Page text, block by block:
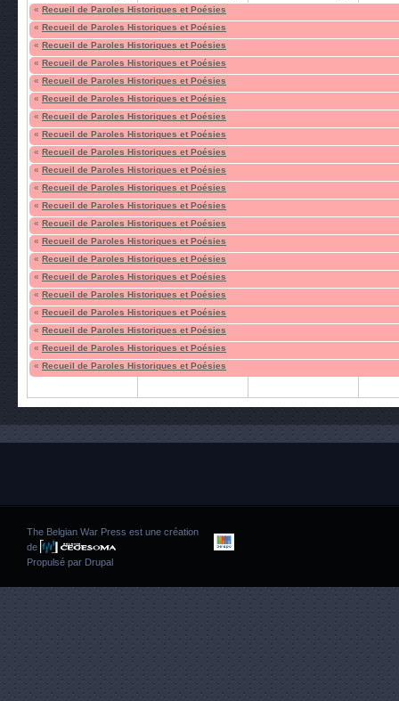
« Recueil de Paroles Historiques et Poésies
« Recueil de Paroles Historiques et Poésies
« Recueil de Paroles Historiques et Poésies
« Recueil de Paroles Historiques et Poésies
« Recueil de Paroles Historiques et Poésies
« Recueil de Paroles Historiques et Poésies
« Recueil de Paroles Historiques et Poésies
« Recueil de Paroles Historiques et Poésies
« Recueil de Paroles Historiques et Poésies
« Recueil de Paroles Historiques et Poésies
« Recueil de Paroles Historiques et Poésies
« Recueil de Paroles Historiques et Poésies
« Recueil de Paroles Historiques et Poésies
« Recueil de Paroles Historiques et Poésies
« Recueil de Paroles Historiques et Poésies
« Recueil de Paroles Historiques et Poésies
« Recueil de Paroles Historiques et Poésies
« Recueil de Paroles Historiques et Poésies
« Recueil de Paroles Historiques et Poésies
« Recueil de Paroles Historiques et Poésies
« Recueil de Paroles Historiques et Poésies
The Belgian War Press est une création
de
Propulsé par Drupal